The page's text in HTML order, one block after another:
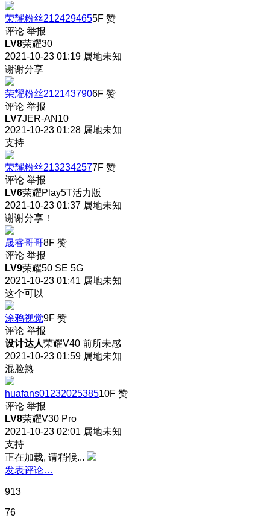
荣耀粉丝2124294655F 赞
评论 举报
LV8荣耀30
2021-10-23 01:19 属地未知
谢谢分享
荣耀粉丝2121437906F 赞
评论 举报
LV7JER-AN10
2021-10-23 01:28 属地未知
支持
荣耀粉丝2132342577F 赞
评论 举报
LV6荣耀Play5T活力版
2021-10-23 01:37 属地未知
谢谢分享！
晟睿哥哥8F 赞
评论 举报
LV9荣耀50 SE 5G
2021-10-23 01:41 属地未知
这个可以
涂鸦视觉9F 赞
评论 举报
设计达人荣耀V40 前所未感
2021-10-23 01:59 属地未知
混脸熟
huafans0123202538510F 赞
评论 举报
LV8荣耀V30 Pro
2021-10-23 02:01 属地未知
支持
正在加载, 请稍候...
发表评论…
913
76